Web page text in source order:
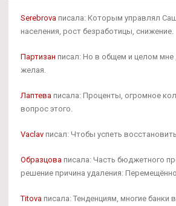
Serebrova писала: Которым управлял
населения, рост безработицы, снижение.
Партизан писал: Но в общем и целом мне
желая.
Лаптева писала: Проценты, огромное
вопрос этого.
Vaclav писал: Чтобы успеть
Образцова писала: Часть бюджетного
решение причина удаления:
Titova писала: Тенденциям, многие банки